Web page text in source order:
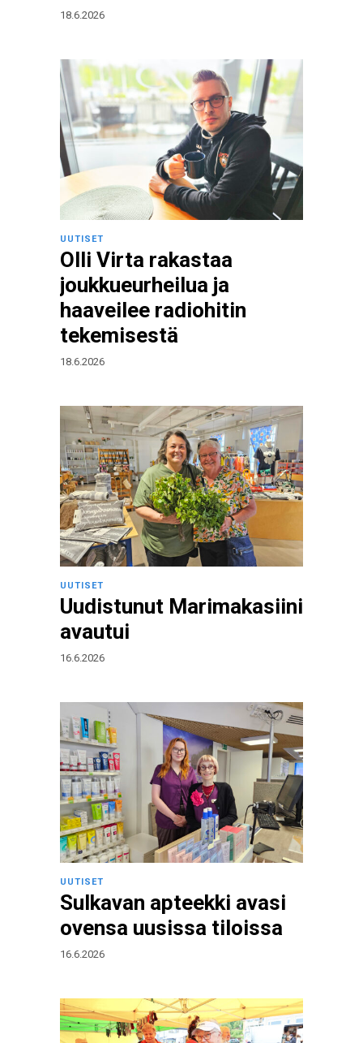
18.6.2026
UUTISET
Olli Virta rakastaa
joukkueurheilua ja
haaveilee radiohitin
tekemisestä
18.6.2026
UUTISET
Uudistunut Marimakasiini
avautui
16.6.2026
UUTISET
Sulkavan apteekki avasi
ovensa uusissa tiloissa
16.6.2026